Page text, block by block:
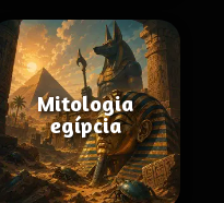
Mitologia
egípcia